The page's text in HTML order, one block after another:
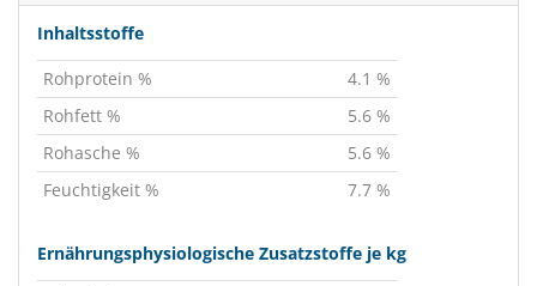
Inhaltsstoffe
Rohprotein %
4.1 %
Rohfett %
5.6 %
Rohasche %
5.6 %
Feuchtigkeit %
7.7 %
Ernährungsphysiologische Zusatzstoffe je kg